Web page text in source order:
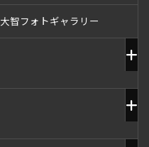
大智フォトギャラリー